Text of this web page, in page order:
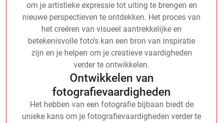
om je artistieke expressie tot uiting te brengen en
nieuwe perspectieven te ontdekken. Het proces van
het creëren van visueel aantrekkelijke en
betekenisvolle foto’s kan een bron van inspiratie
zijn en je helpen om je creatieve vaardigheden
verder te ontwikkelen.
Ontwikkelen van
fotografievaardigheden
Het hebben van een fotografie bijbaan biedt de
unieke kans om je fotografievaardigheden verder te